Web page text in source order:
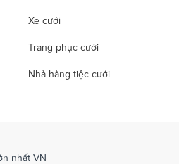
Xe cưới
Trang phục cưới
Nhà hàng tiệc cưới
nhất VN